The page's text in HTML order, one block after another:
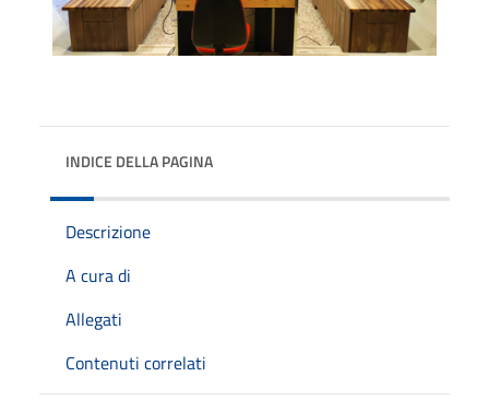
INDICE DELLA PAGINA
Descrizione
A cura di
Allegati
Contenuti correlati